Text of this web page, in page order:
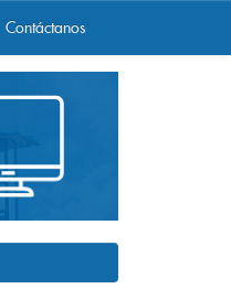
Contáctanos